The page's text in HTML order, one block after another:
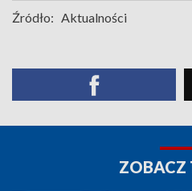
Źródło: Aktualności
ZOBACZ